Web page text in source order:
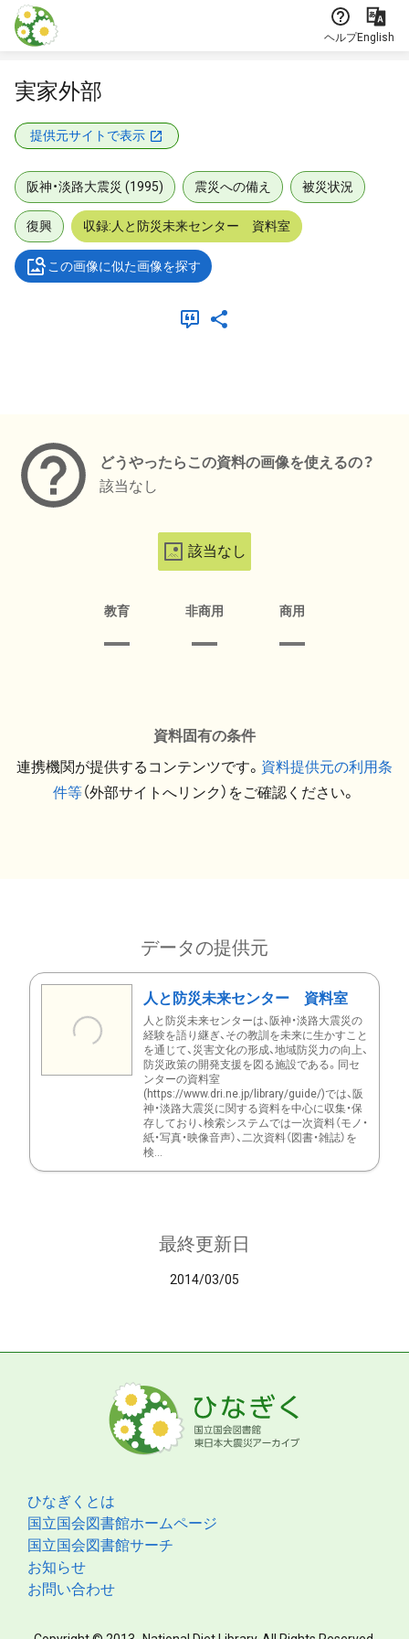
本文に飛ぶ
ヘルプEnglish
実家外部
提供元サイトで表示
阪神・淡路大震災 (1995) 震災への備え 被災状況
復興 収録:人と防災未来センター 資料室
この画像に似た画像を探す
どうやったらこの資料の画像を使えるの？
該当なし
該当なし
教育 非商用 商用
資料固有の条件
連携機関が提供するコンテンツです。 資料提供元の利用条
件等（外部サイトへリンク）をご確認ください。
データの提供元
人と防災未来センター 資料室
人と防災未来センターは、阪神・淡路大震災の
経験を語り継ぎ、その教訓を未来に生かすこと
を通じて、災害文化の形成、地域防災力の向上、
防災政策の開発支援を図る施設である。同セ
ンターの資料室
(https://www.dri.ne.jp/library/guide/)では、阪
神・淡路大震災に関する資料を中心に収集・保
存しており、検索システムでは一次資料（モノ・
紙・写真・映像音声）、二次資料（図書・雑誌）を
検...
最終更新日
2014/03/05
ひなぎくとは
国立国会図書館ホームページ
国立国会図書館サーチ
お知らせ
お問い合わせ